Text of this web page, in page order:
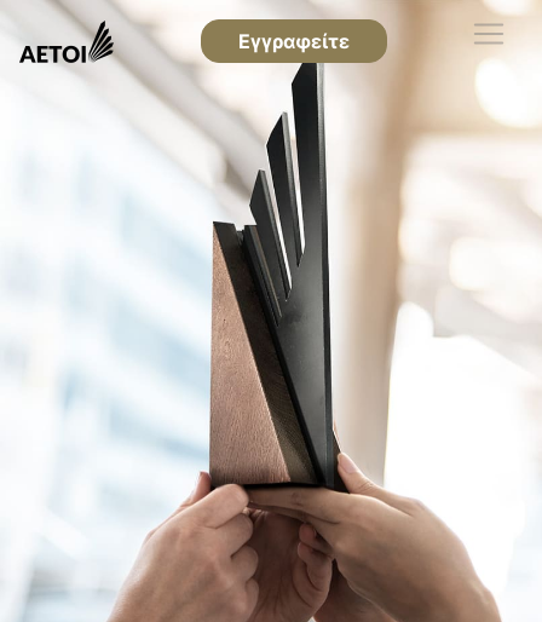
Εγγραφείτε